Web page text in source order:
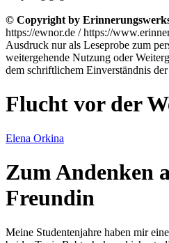
© Copyright by
https://ewnor.de / https://
Ausdruck nur als Leseprobe zum
weitergehende Nutzung oder
dem schriftlichem Einverständnis
Flucht vor der
Elena Orkina
Zum Andenken
Freundin
Meine Studentenjahre haben mir